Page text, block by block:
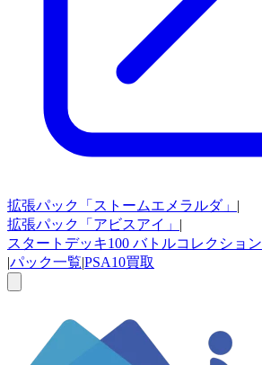
拡張パック 「ストームエメラルダ」 |
拡張パック
「アビスアイ」 |
スタートデッキ100 バトルコレクション
|パック一覧|PSA10買取